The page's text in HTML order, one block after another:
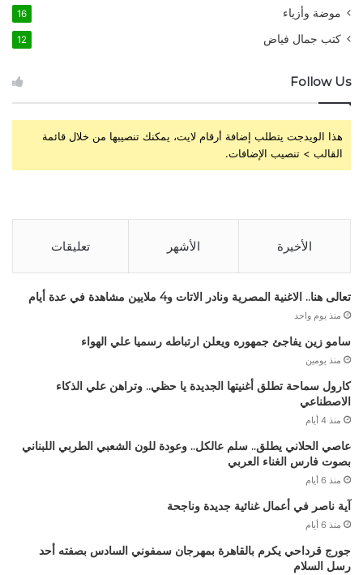
موضة وأزياء 16
كتب جمال فياض 12
Follow Us
هذا الويدجت يتطلب إضافة أرقام لايت، يمكنك تنصيبها من خلال قائمة
القالب > تنصيب الإضافات.
الأخيرة الأشهر تعليقات
تعالى هنا.. الاغنية المصرية ونادر الاتات و4 ملايين مشاهدة في عدة أيام
منذ يوم واحد
سامو زين يفاجئ جمهوره ويعلن ارتباطه رسميا علي الهواء
منذ يومين
كارول سماحة تطلق أغنيتها الجديدة يا حظي.. وتراهن علي الذكاء
الاصطناعي
منذ 4 أيام
عاصي الحلاني يطلق.. سلم عالكل.. وعودة للون الشعبي الطربي اللبناني
بصوت فارس الغناء العربي
منذ 6 أيام
آية ناصر في أعمال غنائية جديدة وناجحة
منذ 6 أيام
جورج قرداحي يكرم بالقاهرة بمهرجان سمفوني السادس بصفته أحد
رسل السلام